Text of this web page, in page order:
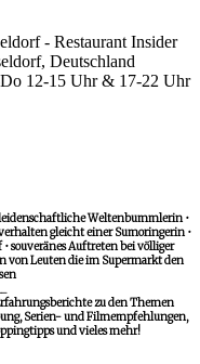
- Restaurant Insider
Deutschland
12-15 Uhr & 17-22 Uhr
leidenschaftliche Weltenbummlerin •
gleicht einer Sumoringerin •
souveränes Auftreten bei völliger
von Leuten die im Supermarkt den
zu den Themen
Serien- und Filmempfehlungen,
und vieles mehr!